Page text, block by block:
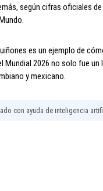
según cifras oficiales de
es un ejemplo de
Mundial 2026 no solo fue
y mexicano.
con ayuda de inteligencia